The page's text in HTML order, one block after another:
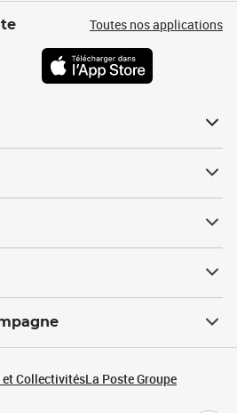
Toutes nos applications
et CollectivitésLa Poste Groupe